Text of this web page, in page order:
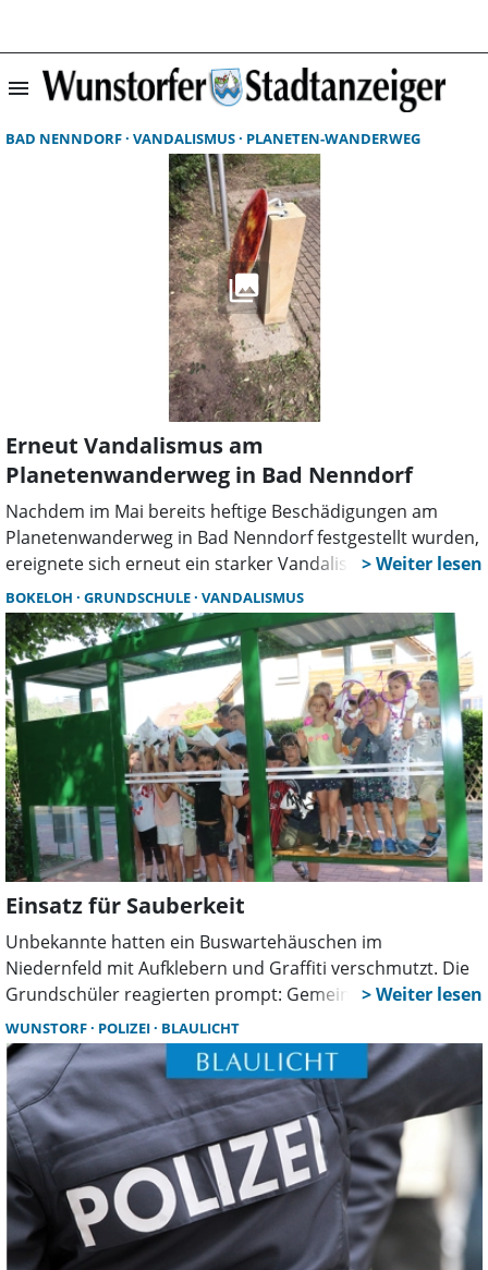
menu
BAD NENNDORF VANDALISMUS PLANETEN-WANDERWEG
Erneut Vandalismus am
Planetenwanderweg in Bad Nenndorf
Nachdem im Mai bereits heftige Beschädigungen am
Planetenwanderweg in Bad Nenndorf festgestellt wurden,
ereignete sich erneut ein starker Vandalismus an diesem
durch Schüler des Gymnasiums Bad Nenndorf
entworfenen und gestalteten Planetenweg, der zur
Landesgartenschau in Bad Nenndorf eröffnet wurde.
BOKELOH GRUNDSCHULE VANDALISMUS
Einsatz für Sauberkeit
Unbekannte hatten ein Buswartehäuschen im
Niedernfeld mit Aufklebern und Graffiti verschmutzt. Die
Grundschüler reagierten prompt: Gemeinsam mit
Lehrern und Hausmeister reinigten sie die Haltestelle
selbst und setzten damit ein Zeichen gegen Vandalismus.
WUNSTORF POLIZEI BLAULICHT